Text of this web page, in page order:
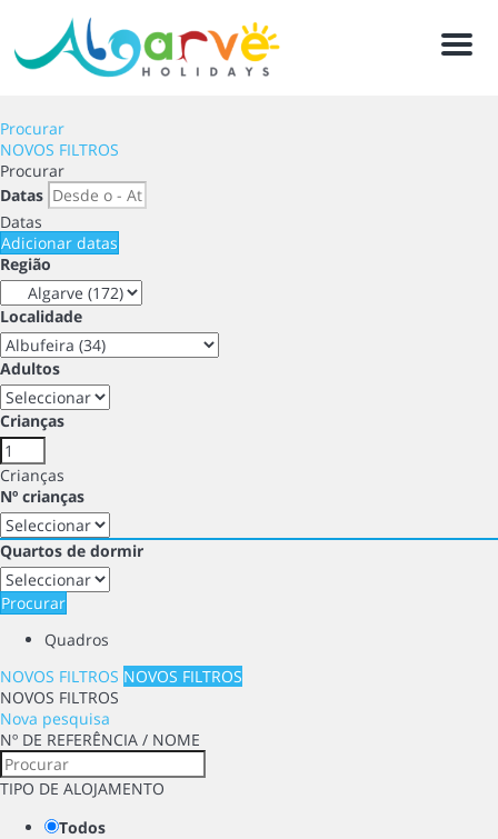
Menú
Procurar
NOVOS FILTROS
Procurar
Datas
Datas
Adicionar datas
Região
Localidade
Adultos
Crianças
Crianças
Nº crianças
Quartos de dormir
Procurar
Quadros
NOVOS FILTROS NOVOS FILTROS
NOVOS FILTROS
Nova pesquisa
Nº DE REFERÊNCIA / NOME
TIPO DE ALOJAMENTO
Todos